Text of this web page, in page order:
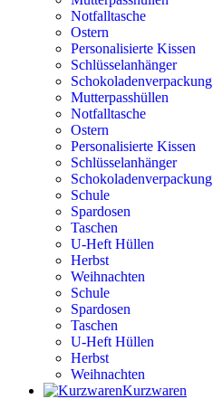
Notfalltasche
Ostern
Personalisierte Kissen
Schlüsselanhänger
Schokoladenverpackung
Mutterpasshüllen
Notfalltasche
Ostern
Personalisierte Kissen
Schlüsselanhänger
Schokoladenverpackung
Schule
Spardosen
Taschen
U-Heft Hüllen
Herbst
Weihnachten
Schule
Spardosen
Taschen
U-Heft Hüllen
Herbst
Weihnachten
Kurzwaren